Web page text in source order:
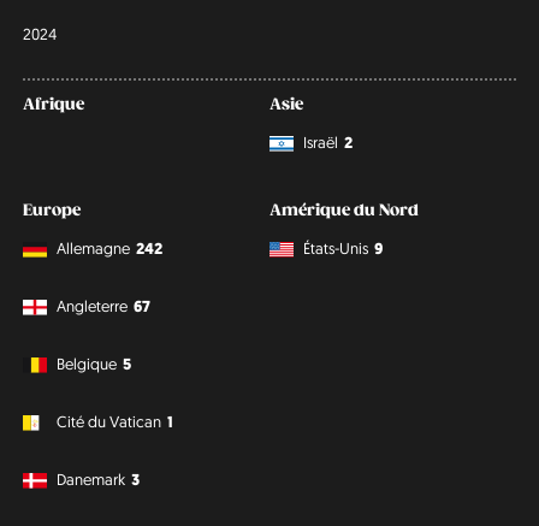
2024
Afrique
Asie
Israël 2
Europe
Allemagne 242
Angleterre 67
Belgique 5
Cité du Vatican 1
Danemark 3
Amérique du Nord
États-Unis 9